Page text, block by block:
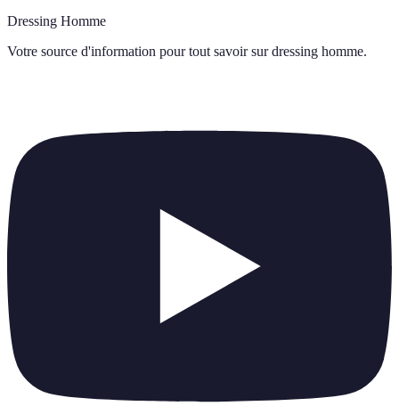
Dressing Homme
Votre source d'information pour tout savoir sur dressing homme.